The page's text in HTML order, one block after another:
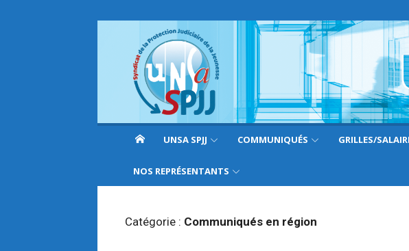
UNSA SPJJ COMMUNIQUÉS GRILLES/
NOS REPRÉSENTANTS
Catégorie : Communiqués en région